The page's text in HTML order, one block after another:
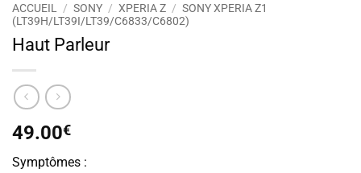
ACCUEIL / SONY / XPERIA Z / SONY XPERIA Z1
(LT39H/LT39I/LT39/C6833/C6802)
Haut Parleur
49.00€
Symptômes :